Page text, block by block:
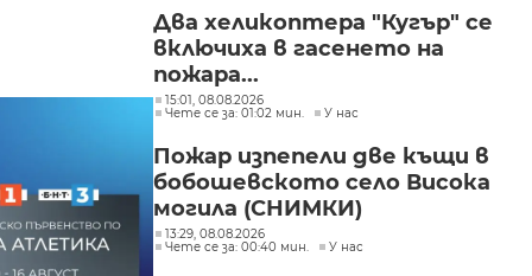
Два хеликоптера "Кугър" се
включиха в гасенето на
пожара...
15:01, 08.08.2026
Чете се за: 01:02 мин.
У нас
Пожар изпепели две къщи в
бобошевското село Висока
могила (СНИМКИ)
13:29, 08.08.2026
Чете се за: 00:40 мин.
У нас